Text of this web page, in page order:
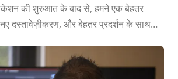
की शुरुआत के बाद से, हमने एक बेहतर
दस्तावेज़ीकरण, और बेहतर प्रदर्शन के साथ
6 के साथ काम करता है। और ज्यादा नयी
इंस्टॉल